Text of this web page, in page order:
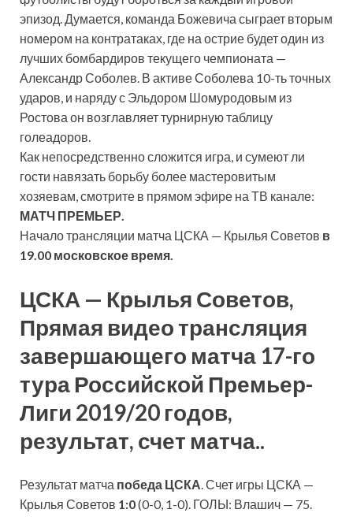
эпизод. Думается, команда Божевича сыграет вторым
номером на контратаках, где на острие будет один из
лучших бомбардиров текущего чемпионата —
Александр Соболев. В активе Соболева 10-ть точных
ударов, и наряду с Эльдором Шомуродовым из
Ростова он возглавляет турнирную таблицу
голеадоров.
Как непосредственно сложится игра, и сумеют ли
гости навязать борьбу более мастеровитым
хозяевам, смотрите в прямом эфире на ТВ канале:
МАТЧ ПРЕМЬЕР.
Начало трансляции матча ЦСКА — Крылья Советов в
19.00 московское время.
ЦСКА — Крылья Советов,
Прямая видео трансляция
завершающего матча 17-го
тура Российской Премьер-
Лиги 2019/20 годов,
результат, счет матча..
Результат матча победа ЦСКА. Счет игры ЦСКА —
Крылья Советов 1:0(0-0, 1-0). ГОЛЫ: Влашич — 75.